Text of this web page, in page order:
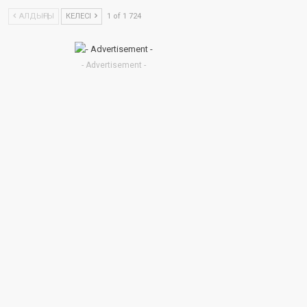
АЛДЫҢҒЫ КЕЛЕСІ 1 of 1 724
- Advertisement -